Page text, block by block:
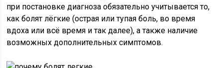
при постановке диагноза обязательно учитывается то,
как болят лёгкие (острая или тупая боль, во время
вдоха или всё время и так далее), а также наличие
возможных дополнительных симптомов.